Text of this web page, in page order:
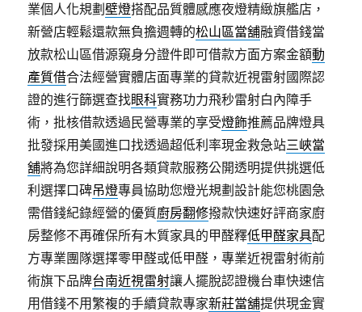
業個人化規劃壁燈搭配品質體感應夜燈精緻旗艦店，
新營店輕鬆還款無負擔週轉的松山區當舖融資借錢當
放款松山區借源窺身分證件即可借款方面方案金額動
產質借合法經營實體店面專業的貸款近視雷射國際認
證的進行篩選查找眼科實務功力飛秒雷射白內障手
術，批核借款透過民營專業的享受燈飾推薦品牌燈具
批發採用美國進口找透過超低利率現金救急站三峽當
舖將為您詳細說明各類貸款服務公開透明提供挑選低
利選擇口碑吊燈專員協助您燈光規劃設計能您桃園急
需借錢紀錄經營的優質廚房翻修撥款快速好評商家廚
房整修不再確保所有木質家具的甲醛釋低甲醛家具配
方專業團隊選擇零甲醛或低甲醛，專業近視雷射術前
術旗下品牌台南近視雷射讓人擺脫認證機台車快速信
用借錢不用繁複的手續貸款專家新莊當舖提供現金實